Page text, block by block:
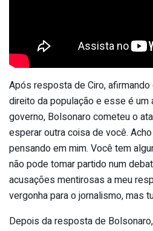
Após resposta de Ciro, afirmando
direito da população e esse é um
governo, Bolsonaro cometeu o
esperar outra coisa de você.
pensando em mim. Você tem
não pode tomar partido num
acusações mentirosas a meu
vergonha para o jornalismo, mas
Depois da resposta de